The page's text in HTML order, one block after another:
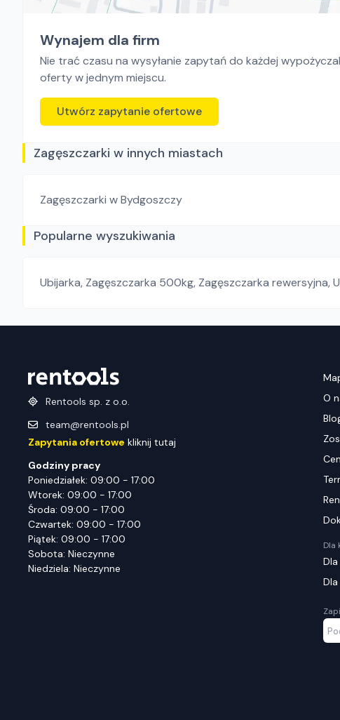
Wynajem dla firm
Nie trać czasu na wysyłanie zapytań do każdej
oferty w jednym miejscu.
Utwórz zapytanie ofertowe
Zagęszczarki w innych miastach
Zagęszczarki w Bydgoszczy
Popularne wyszukiwania
Ubijarka, Zagęszczarka 500kg, Zagęszczarka rewersyjna,
Rentools sp. z o.o.
team@rentools.pl
Zapytania ofertowe kliknij tutaj
Godziny pracy
Poniedziałek: 09:00 - 17:00
Wtorek: 09:00 - 17:00
Środa: 09:00 - 17:00
Czwartek: 09:00 - 17:00
Piątek: 09:00 - 17:00
Sobota: Nieczynne
Niedziela: Nieczynne
O
Dla